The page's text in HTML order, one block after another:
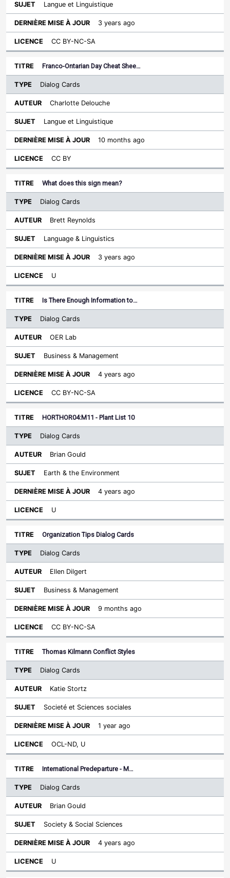
Langue et Linguistique
3 years ago
CC BY-NC-SA
Franco-Ontarian Day Cheat Shee…
Dialog Cards
Charlotte Delouche
Langue et Linguistique
10 months ago
CC BY
What does this sign mean?
Dialog Cards
Brett Reynolds
Language & Linguistics
3 years ago
U
Is There Enough Information to…
Dialog Cards
OER Lab
Business & Management
4 years ago
CC BY-NC-SA
HORTHOR04:M11 - Plant List 10
Dialog Cards
Brian Gould
Earth & the Environment
4 years ago
U
Organization Tips Dialog Cards
Dialog Cards
Ellen Dilgert
Business & Management
9 months ago
CC BY-NC-SA
Thomas Kilmann Conflict Styles
Dialog Cards
Katie Stortz
Societé et Sciences sociales
1 year ago
OCL-ND, U
International Predeparture - M…
Dialog Cards
Brian Gould
Society & Social Sciences
4 years ago
U